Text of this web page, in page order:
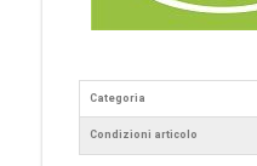
Categoria
Condizioni articolo